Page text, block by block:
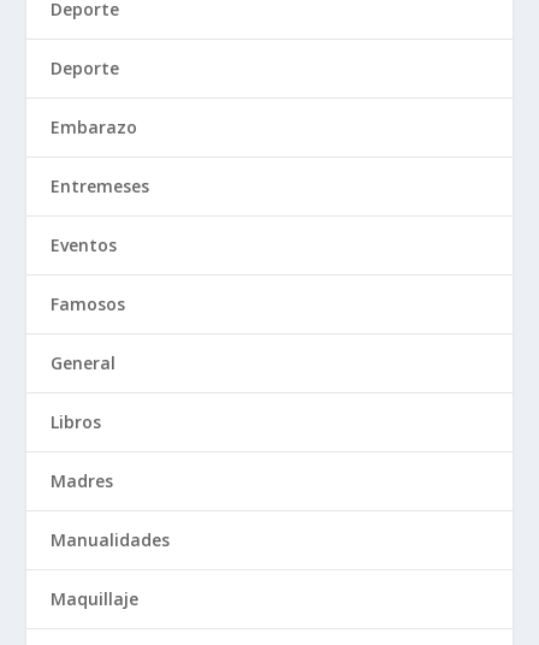
Deporte
Deporte
Embarazo
Entremeses
Eventos
Famosos
General
Libros
Madres
Manualidades
Maquillaje